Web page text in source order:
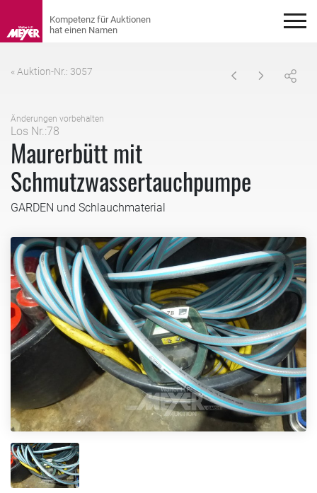
« Auktion-Nr.: 3057
Änderungen vorbehalten
Los Nr.:78
Maurerbütt mit
Schmutzwassertauchpumpe
GARDEN und Schlauchmaterial